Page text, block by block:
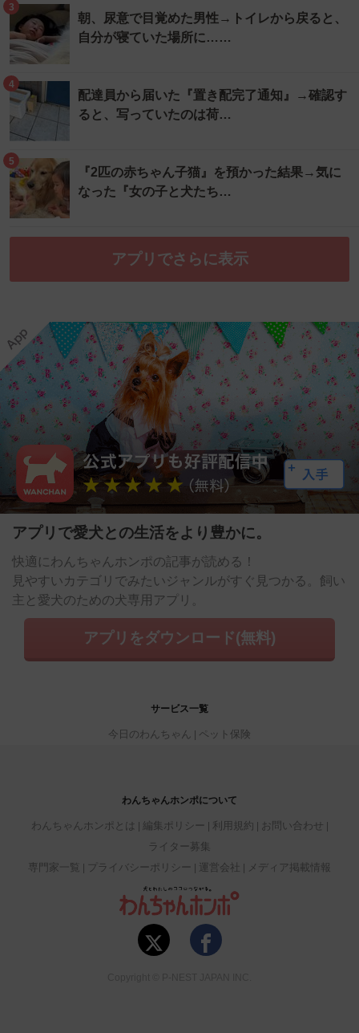
3
朝、尿意で目覚めた男性→トイレから戻ると、
自分が寝ていた場所に……
4
配達員から届いた『置き配完了通知』→確認す
ると、写っていたのは荷…
5
『2匹の赤ちゃん子猫』を預かった結果→気に
なった『女の子と犬たち…
アプリでさらに表示
アプリで愛犬との生活をより豊かに。
快適にわんちゃんホンポの記事が読める！
見やすいカテゴリでみたいジャンルがすぐ見つかる。飼い
主と愛犬のための犬専用アプリ。
アプリをダウンロード(無料)
サービス一覧
今日のわんちゃん ペット保険
わんちゃんホンポについて
わんちゃんホンポとは 編集ポリシー 利用規約
お問い合わせ
ライター募集
専門家一覧
プライバシーポリシー 運営会社 メディア掲載情報